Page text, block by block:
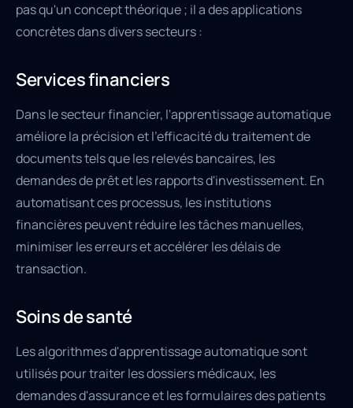
pas qu'un concept théorique ; il a des applications
concrètes dans divers secteurs :
Services financiers
Dans le secteur financier, l'apprentissage automatique
améliore la précision et l'efficacité du traitement de
documents tels que les relevés bancaires, les
demandes de prêt et les rapports d'investissement. En
automatisant ces processus, les institutions
financières peuvent réduire les tâches manuelles,
minimiser les erreurs et accélérer les délais de
transaction.
Soins de santé
Les algorithmes d'apprentissage automatique sont
utilisés pour traiter les dossiers médicaux, les
demandes d'assurance et les formulaires des patients